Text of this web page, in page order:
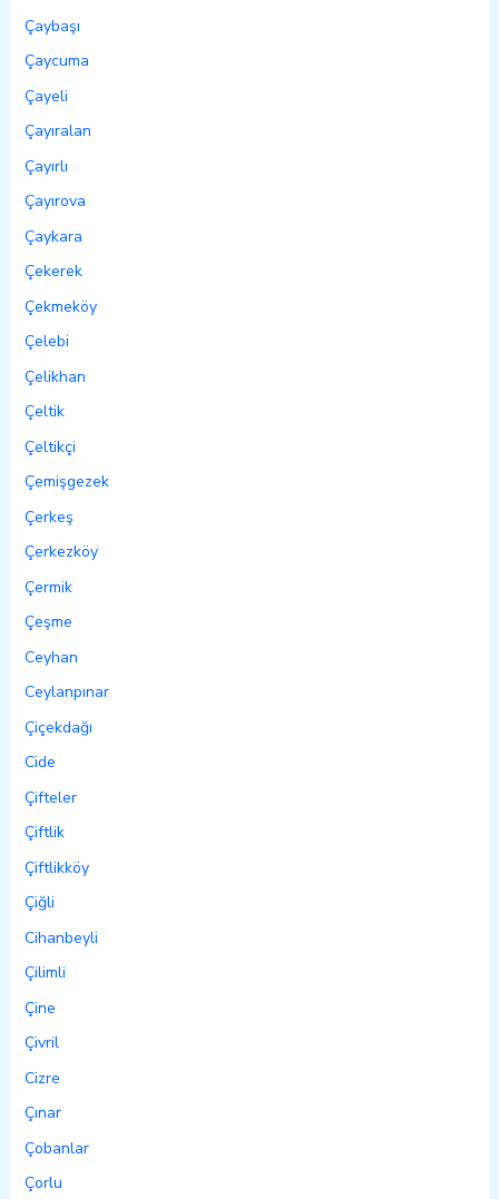
Çaybaşı
Çaycuma
Çayeli
Çayıralan
Çayırlı
Çayırova
Çaykara
Çekerek
Çekmeköy
Çelebi
Çelikhan
Çeltik
Çeltikçi
Çemişgezek
Çerkeş
Çerkezköy
Çermik
Çeşme
Ceyhan
Ceylanpınar
Çiçekdağı
Cide
Çifteler
Çiftlik
Çiftlikköy
Çiğli
Cihanbeyli
Çilimli
Çine
Çivril
Cizre
Çınar
Çobanlar
Çorlu